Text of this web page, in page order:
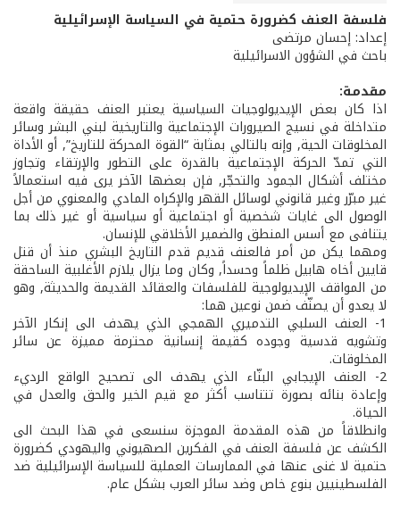
فلسفة العنف كضرورة حتمية في السياسة الإسرائيلية
إعداد: إحسان مرتضى
باحث في الشؤون الاسرائيلية
مقدمـة:
اذا كان بعض الإيديولوجيات السياسية يعتبر العنف حقيقة واقعة
متداخلة في نسيج الصيرورات الإجتماعية والتاريخية لبني البشر وسائر
المخلوقات الحية, وإنه بالتالي بمثابة “القوة المحركة للتاريخ”, أو الأداة
التي تمدّ الحركة الإجتماعية بالقدرة على التطور والإرتقاء وتجاوز
مختلف أشكال الجمود والتحجّر, فإن بعضها الآخر يرى فيه استعمالاً
غير مبرّر وغير قانوني لوسائل القهر والإكراه المادي والمعنوي من أجل
الوصول الى غايات شخصية أو اجتماعية أو سياسية أو غير ذلك بما
يتنافى مع أسس المنطق والضمير الأخلاقي للإنسان.
ومهما يكن من أمر فالعنف قديم قدم التاريخ البشري منذ أن قتل
قايين أخاه هابيل ظلماً وحسداً, وكان وما يزال يلازم الأغلبية الساحقة
من المواقف الإيديولوجية للفلسفات والعقائد القديمة والحديثة, وهو
لا يعدو أن يصنّف ضمن نوعين هما:
1- العنف السلبي التدميري الهمجي الذي يهدف الى إنكار الآخر
وتشويه قدسية وجوده كقيمة إنسانية محترمة مميزة عن سائر
المخلوقات.
2­- العنف الإيجابي البنّاء الذي يهدف الى تصحيح الواقع الرديء
وإعادة بنائه بصورة تتناسب أكثر مع قيم الخير والحق والعدل في
الحياة.
وانطلاقاً من هذه المقدمة الموجزة سنسعى في هذا البحث الى
الكشف عن فلسفة العنف في الفكرين الصهيوني واليهودي كضرورة
حتمية لا غنى عنها في الممارسات العملية للسياسة الإسرائيلية ضد
الفلسطينيين بنوع خاص وضد سائر العرب بشكل عام.